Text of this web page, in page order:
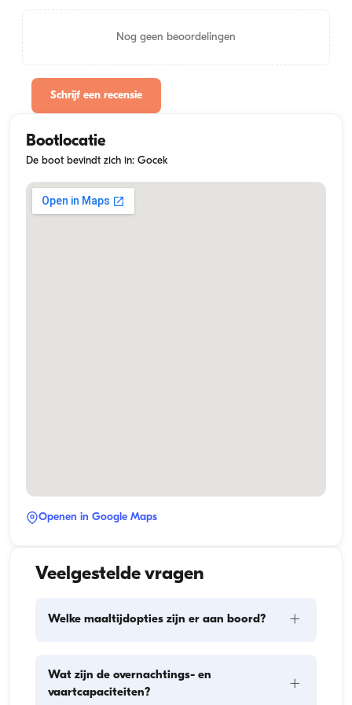
Nog geen beoordelingen
Schrijf een recensie
Bootlocatie
De boot bevindt zich in: Gocek
Openen in Google Maps
Veelgestelde vragen
Welke maaltijdopties zijn er aan boord? +
hoofdonderdelen: het inslaan van proviand en de
bereiding van de maaltijden. Gasten kunnen zelf de
Wat zijn de overnachtings- en
vaartcapaciteiten?
+